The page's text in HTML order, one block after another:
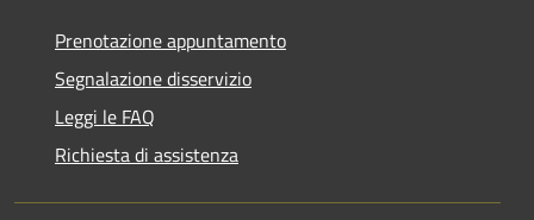
Prenotazione appuntamento
Segnalazione disservizio
Leggi le FAQ
Richiesta di assistenza